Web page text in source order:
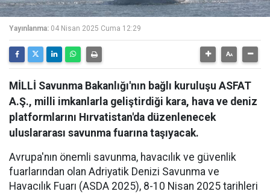
Yayınlanma: 04 Nisan 2025 Cuma 12:29
MİLLİ Savunma Bakanlığı'nın bağlı kuruluşu ASFAT
A.Ş., milli imkanlarla geliştirdiği kara, hava ve deniz
platformlarını Hırvatistan'da düzenlenecek
uluslararası savunma fuarına taşıyacak.
Avrupa'nın önemli savunma, havacılık ve güvenlik
fuarlarından olan Adriyatik Denizi Savunma ve
Havacılık Fuarı (ASDA 2025), 8-10 Nisan 2025 tarihleri